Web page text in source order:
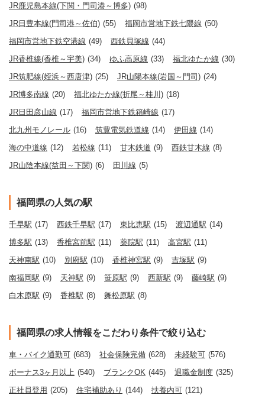
JR鹿児島本線(下関・門司港～博多) (98)
JR日豊本線(門司港～佐伯) (55) 福岡市営地下鉄七隈線 (50)
福岡市営地下鉄空港線 (49) 西鉄貝塚線 (44)
JR香椎線(香椎～宇美) (34) ゆふ高原線 (33) 福北ゆたか線 (30)
JR筑肥線(姪浜～西唐津) (25) JR山陽本線(岩国～門司) (24)
JR博多南線 (20) 福北ゆたか線(折尾～桂川) (18)
JR日田彦山線 (17) 福岡市営地下鉄箱崎線 (17)
北九州モノレール (16) 筑豊電気鉄道線 (14) 伊田線 (14)
海の中道線 (12) 若松線 (11) 甘木鉄道 (9) 西鉄甘木線 (8)
JR山陰本線(益田～下関) (6) 田川線 (5)
福岡県の人気の駅
千早駅 (17) 西鉄千早駅 (17) 東比恵駅 (15) 渡辺通駅 (14)
博多駅 (13) 香椎宮前駅 (11) 薬院駅 (11) 高宮駅 (11)
天神南駅 (10) 別府駅 (10) 香椎神宮駅 (9) 吉塚駅 (9)
南福岡駅 (9) 天神駅 (9) 笹原駅 (9) 西新駅 (9) 藤崎駅 (9)
白木原駅 (9) 香椎駅 (8) 舞松原駅 (8)
福岡県の求人情報をこだわり条件で絞り込む
車・バイク通勤可 (683) 社会保険完備 (628) 未経験可 (576)
ボーナス3ヶ月以上 (540) ブランクOK (445) 退職金制度 (325)
正社員登用 (205) 住宅補助あり (144) 扶養内可 (121)